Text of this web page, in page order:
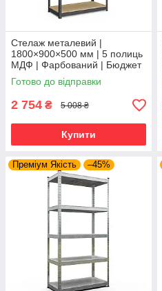
Стелаж металевий |
1800×900×500 мм | 5 полиць
МДФ | Фарбований | Бюджет
КМ | 175 кг/полицю | збірний
для гаража, складу та
Готово до відправки
2 754 ₴ 5 008 ₴
Купити
Преміум Якість –45%